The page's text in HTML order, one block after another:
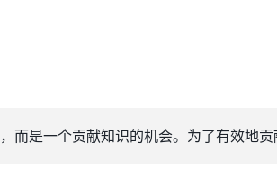
而是一个贡献知识的机会。为了有效地